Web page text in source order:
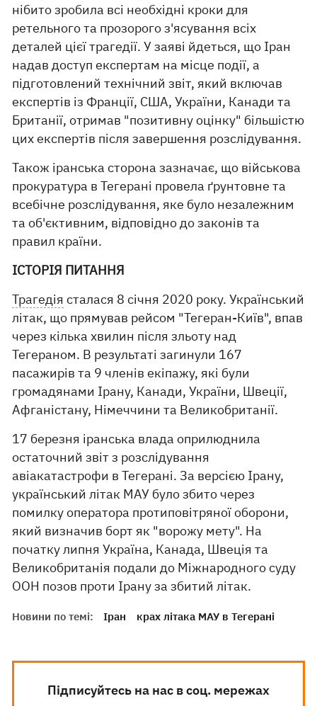
нібито зробила всі необхідні кроки для
ретельного та прозорого з'ясування всіх
деталей цієї трагедії. У заяві йдеться, що Іран
надав доступ експертам на місце події, а
підготовлений технічний звіт, який включав
експертів із Франції, США, України, Канади та
Британії, отримав "позитивну оцінку" більшістю
цих експертів після завершення розслідування.
Також іранська сторона зазначає, що військова
прокуратура в Тегерані провела ґрунтовне та
всебічне розслідування, яке було незалежним
та об'єктивним, відповідно до законів та
правил країни.
ІСТОРІЯ ПИТАННЯ
Трагедія сталася 8 січня 2020 року. Український
літак, що прямував рейсом "Тегеран-Київ", впав
через кілька хвилин після зльоту над
Тегераном. В результаті загинули 167
пасажирів та 9 членів екіпажу, які були
громадянами Ірану, Канади, України, Швеції,
Афганістану, Німеччини та Великобританії.
17 березня іранська влада оприлюднила
остаточний звіт з розслідування
авіакатастрофи в Тегерані. За версією Ірану,
український літак МАУ було збито через
помилку оператора протиповітряної оборони,
який визначив борт як "ворожу мету". На
початку липня Україна, Канада, Швеція та
Великобританія подали до Міжнародного суду
ООН позов проти Ірану за збитий літак.
Новини по темі: Іран крах літака МАУ в Тегерані
Підписуйтесь на нас в соц. мережах